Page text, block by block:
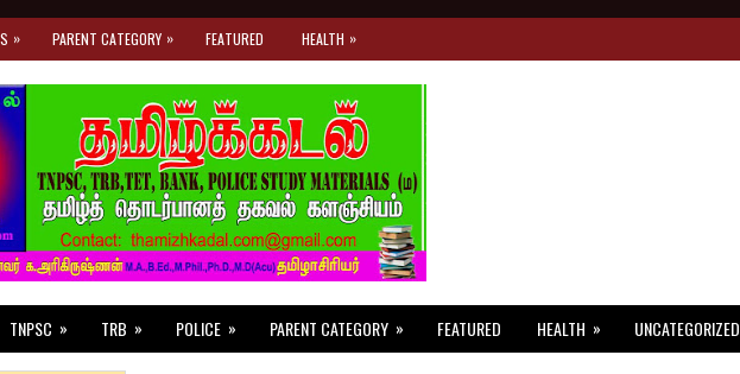
» PARENT CATEGORY » FEATURED HEALTH »
TNPSC » TRB » POLICE » PARENT CATEGORY » FEATURED HEALTH » UNCATEGORIZED